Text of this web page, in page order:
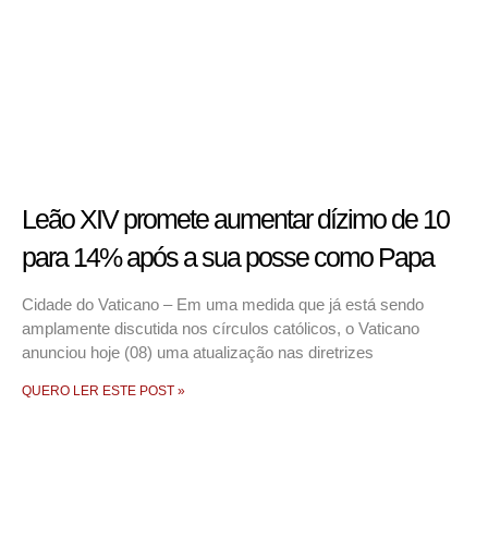
Leão XIV promete aumentar dízimo de 10
para 14% após a sua posse como Papa
Cidade do Vaticano – Em uma medida que já está sendo
amplamente discutida nos círculos católicos, o Vaticano
anunciou hoje (08) uma atualização nas diretrizes
QUERO LER ESTE POST »